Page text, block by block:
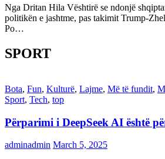
Nga Dritan Hila Vështirë se ndonjë
politikën e jashtme, pas takimit Trump-
Po…
SPORT
Bota, Fun, Kulturë, Lajme, Më të fundit,
Sport, Tech, top
Përparimi i DeepSeek AI është
adminadmin March 5, 2025